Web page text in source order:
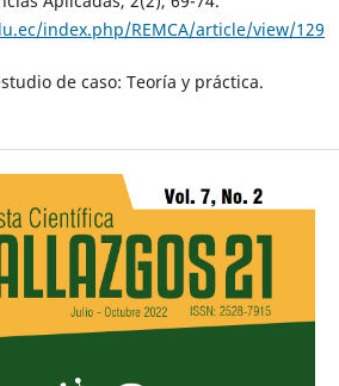
index.php/REMCA/article/view/129
de caso: Teoría y práctica.